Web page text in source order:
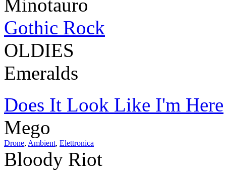
Minotauro
Gothic Rock
OLDIES
Emeralds
Does It Look Like I'm Here
Mego
Drone, Ambient, Elettronica
Bloody Riot